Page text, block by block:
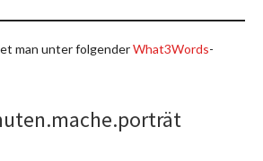
man unter folgenderWhat3Words-